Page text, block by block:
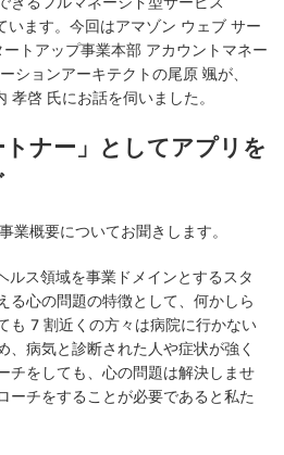
います。今回はアマゾン ウェブ サー
トアップ事業本部 アカウントマネー
ションアーキテクトの尾原 颯が、
孝啓 氏にお話を伺いました。
トナー」としてアプリを
業概要についてお聞きします。
ルス領域を事業ドメインとするスタ
る心の問題の特徴として、何かしら
も 7 割近くの方々は病院に行かない
、病気と診断された人や症状が強く
チをしても、心の問題は解決しませ
ーチをすることが必要であると私た